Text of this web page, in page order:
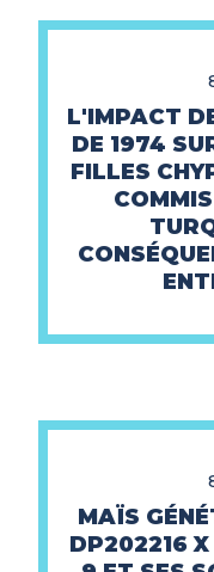
L'IMPACT
DE 1974
FILLES
MAÏS
DP202216